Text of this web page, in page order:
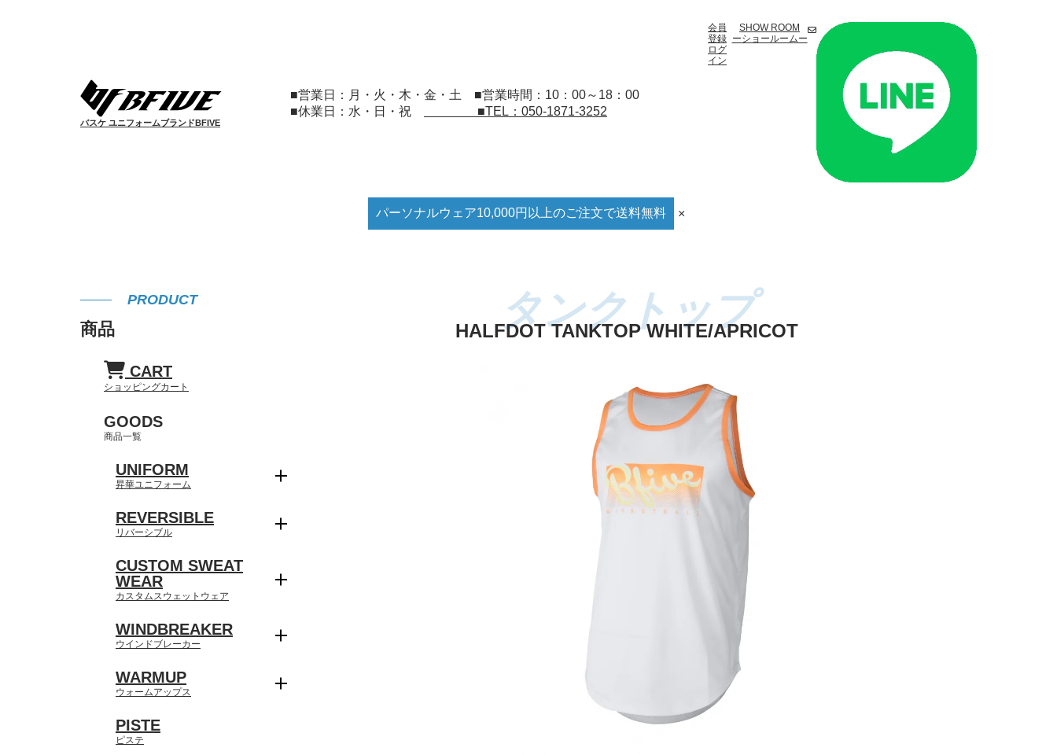
バスケ ユニフォームブランドBFIVE
■営業日：月・火・木・金・土 ■営業時間：10：00～18：00
■休業日：水・日・祝
■TEL：050-1871-3252
会員
登録
ログ
イン
SHOW ROOM
ーショールームー
パーソナルウェア10,000円以上のご注文で送料無料 ×
PRODUCT
商品
CART
ショッピングカート
GOODS
商品一覧
UNIFORM
昇華ユニフォーム
REVERSIBLE
リバーシブル
CUSTOM SWEAT
WEAR
カスタムスウェットウェア
WINDBREAKER
ウインドブレーカー
WARMUP
ウォームアップス
PISTE
ピステ
HALFDOT TANKTOP WHITE/APRICOT